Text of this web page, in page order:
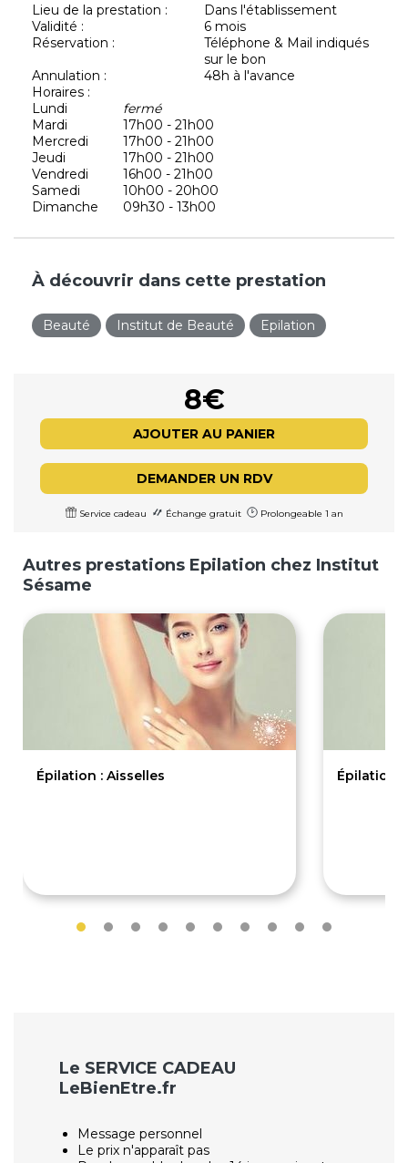
Lieu de la prestation :
Dans l'établissement
Validité :
6 mois
Réservation :
Téléphone & Mail indiqués
sur le bon
Annulation :
48h à l'avance
Horaires :
Lundi
fermé
Mardi
17h00 - 21h00
Mercredi
17h00 - 21h00
Jeudi
17h00 - 21h00
Vendredi
16h00 - 21h00
Samedi
10h00 - 20h00
Dimanche
09h30 - 13h00
À découvrir dans cette prestation
Beauté Institut de Beauté Epilation
8€
AJOUTER AU PANIER
DEMANDER UN RDV
Service cadeau Échange gratuit Prolongeable 1 an
Autres prestations Epilation chez Institut
Sésame
Épilation : Aisselles Épilation :
Le SERVICE CADEAU
LeBienEtre.fr
Message personnel
Le prix n'apparaît pas